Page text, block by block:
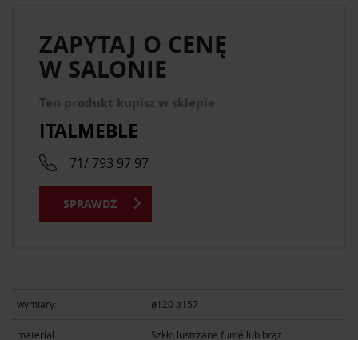
wymiary: ø120 ø157
materiał: Szkło lustrzane fumé lub brąz
ZAPYTAJ O CENĘ
W SALONIE
Ten produkt kupisz w sklepie:
ITALMEBLE
71/ 793 97 97
SPRAWDŹ